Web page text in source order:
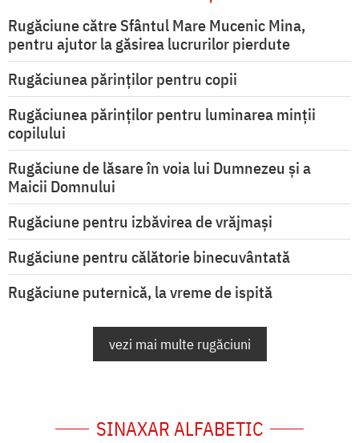
Rugăciune către Sfântul Mare Mucenic Mina,
pentru ajutor la găsirea lucrurilor pierdute
Rugăciunea părinților pentru copii
Rugăciunea părinților pentru luminarea minţii
copilului
Rugăciune de lăsare în voia lui Dumnezeu şi a
Maicii Domnului
Rugăciune pentru izbăvirea de vrăjmași
Rugăciune pentru călătorie binecuvântată
Rugăciune puternică, la vreme de ispită
vezi mai multe rugăciuni
SINAXAR ALFABETIC